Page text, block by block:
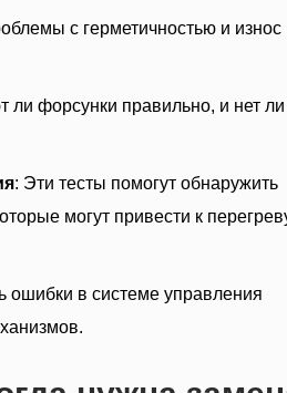
с герметичностью и износ
ли форсунки правильно, и нет ли
: Эти тесты помогут обнаружить
могут привести к
ошибки в системе управления